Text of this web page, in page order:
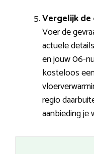
Vergelijk
Voer de
actuele
en jouw 06-
kosteloos
regio
aanbieding je